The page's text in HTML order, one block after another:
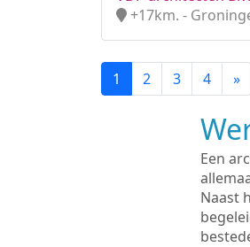
+17km. -
1 2 3 4 »
Een
Naast